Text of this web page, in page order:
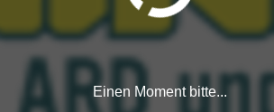
Einen Moment bitte...